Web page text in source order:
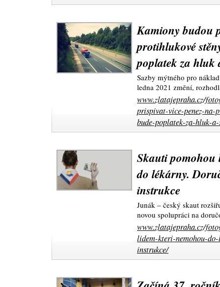
Kamiony budou
protihlukové
poplatek za hluk
Sazby mýtného pro
ledna 2021 změní,
www.zlatajepraha.cz/
prispivat-vice-penez-na-
bude-poplatek-za-hluk-
Skauti pomohou
do lékárny.
instrukce
Junák – český skaut
novou spolupráci na
www.zlatajepraha.cz/
lidem-kteri-nemohou-
instrukce/